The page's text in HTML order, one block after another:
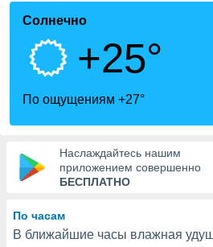
Вы можете
к этому
доступ
Солнечно
+25°
По ощущениям +27°
Наслаждайтесь нашим
приложением совершенно
БЕСПЛАТНО
По часам
В ближайшие часы влажная